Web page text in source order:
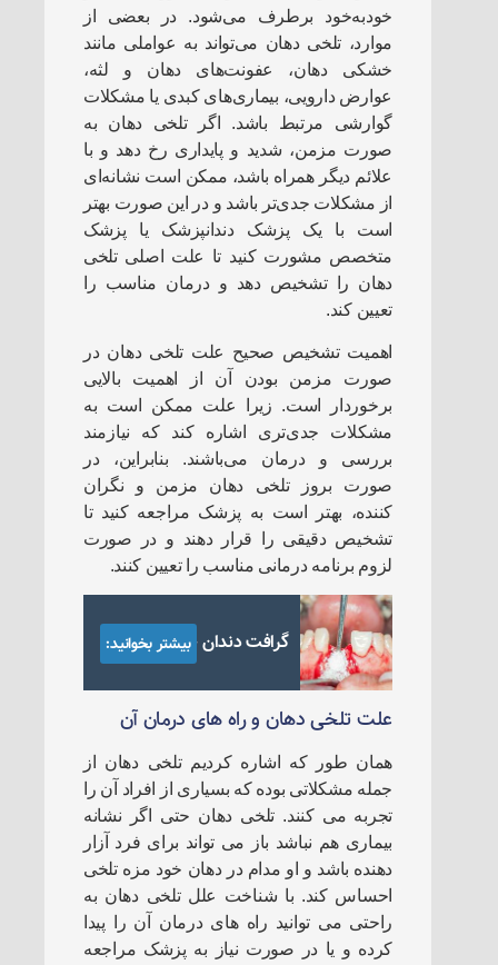
خودبه‌خود برطرف می‌شود. در بعضی از
موارد، تلخی دهان می‌تواند به عواملی مانند
خشکی دهان، عفونت‌های دهان و لثه،
عوارض دارویی، بیماری‌های کبدی یا مشکلات
گوارشی مرتبط باشد. اگر تلخی دهان به
صورت مزمن، شدید و پایداری رخ دهد و با
علائم دیگر همراه باشد، ممکن است نشانه‌ای
از مشکلات جدی‌تر باشد و در این صورت بهتر
است با یک پزشک دندانپزشک یا پزشک
متخصص مشورت کنید تا علت اصلی تلخی
دهان را تشخیص دهد و درمان مناسب را
تعیین کند.
اهمیت تشخیص صحیح علت تلخی دهان در
صورت مزمن بودن آن از اهمیت بالایی
برخوردار است. زیرا علت ممکن است به
مشکلات جدی‌تری اشاره کند که نیازمند
بررسی و درمان می‌باشند. بنابراین، در
صورت بروز تلخی دهان مزمن و نگران
کننده، بهتر است به پزشک مراجعه کنید تا
تشخیص دقیقی را قرار دهند و در صورت
لزوم برنامه درمانی مناسب را تعیین کنند.
گرافت دندان چیست؟
بیشتر بخوانید:
علت تلخی دهان و راه های درمان آن
همان طور که اشاره کردیم تلخی دهان از
جمله مشکلاتی بوده که بسیاری از افراد آن را
تجربه می کنند. تلخی دهان حتی اگر نشانه
بیماری هم نباشد باز می تواند برای فرد آزار
دهنده باشد و او مدام در دهان خود مزه تلخی
احساس کند. با شناخت علل تلخی دهان به
راحتی می توانید راه های درمان آن را پیدا
کرده و یا در صورت نیاز به پزشک مراجعه